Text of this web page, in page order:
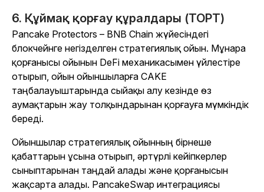
6. Құймақ қорғау құралдары (ТОРТ)
Pancake Protectors – BNB Chain жүйесіндегі
блокчейнге негізделген стратегиялық ойын. Мұнара
қорғанысы ойынын DeFi механикасымен үйлестіре
отырып, ойын ойыншыларға CAKE
таңбалауыштарында сыйақы алу кезінде өз
аумақтарын жау толқындарынан қорғауға мүмкіндік
береді.
Ойыншылар стратегиялық ойынның бірнеше
қабаттарын ұсына отырып, әртүрлі кейіпкерлер
сыныптарынан таңдай алады және қорғанысын
жақсарта алады. PancakeSwap интеграциясы